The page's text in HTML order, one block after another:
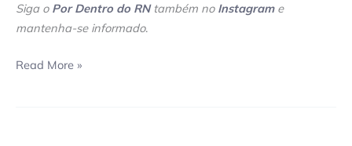
Siga o Por Dentro do RNtambém no Instagrame
mantenha-se informado.
Read More »